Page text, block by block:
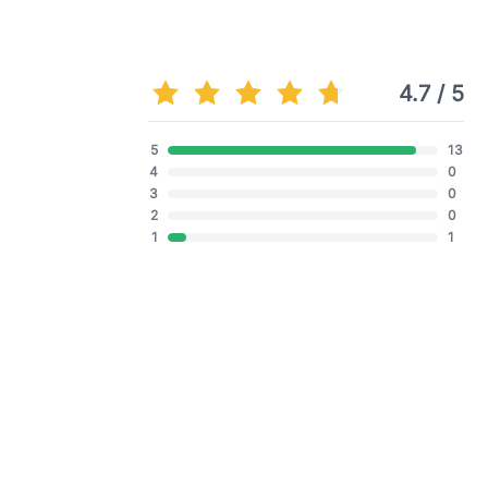
4.7 / 5
5
13
4
0
3
0
2
0
1
1